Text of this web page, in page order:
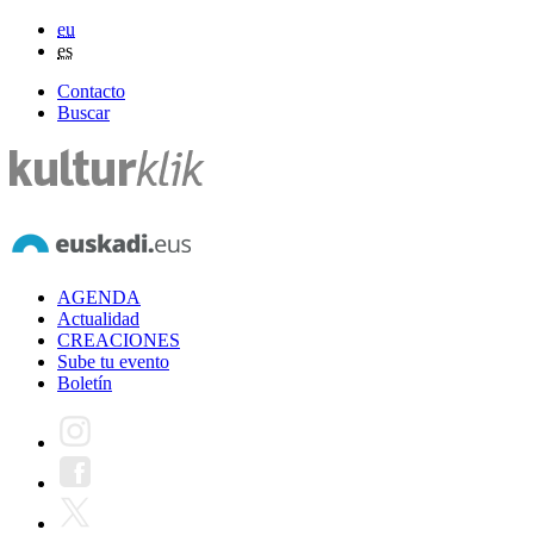
eu
es
Contacto
Buscar
AGENDA
Actualidad
CREACIONES
Sube tu evento
Boletín